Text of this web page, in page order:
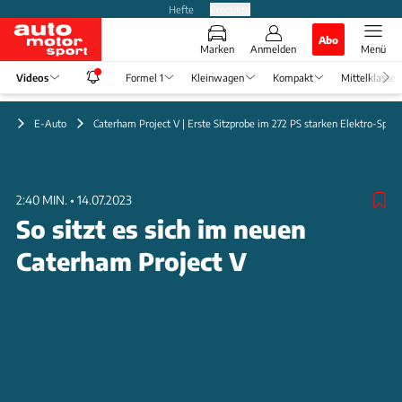
Hefte
Marken Anmelden
Abo
Menü
Videos Formel 1 Kleinwagen Kompakt Mittelklasse
E-Auto Caterham Project V | Erste Sitzprobe im 272 PS starken Elektro-
2:40 MIN. • 14.07.2023
So sitzt es sich im neuen
Caterham Project V